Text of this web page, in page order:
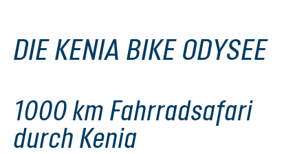
DIE KENIA BIKE ODYSEE
1000 km Fahrradsafari
durch Kenia